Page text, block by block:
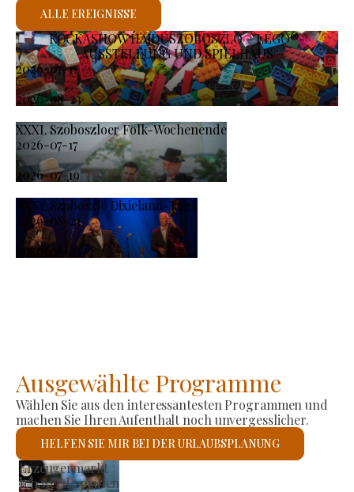
KOCKASHOW HAJDÚSZOBOSZLÓ – LEGO®-
AUSSTELLUNG UND SPIELHAUS
2026-07-11
-
2026-08-23
XXXI. Szoboszloer Folk-Wochenende
2026-07-17
-
2026-07-19
XXXI. Szoboszló Dixieland-Tage
2026-08-21
-
2026-08-23
ALLE EREIGNISSE
Ausgewählte Programme
Wählen Sie aus den interessantesten Programmen und
machen Sie Ihren Aufenthalt noch unvergesslicher.
HELFEN SIE MIR BEI DER URLAUBSPLANUNG
Römisch-katholische Kirche St. László
Ich werde prüfen